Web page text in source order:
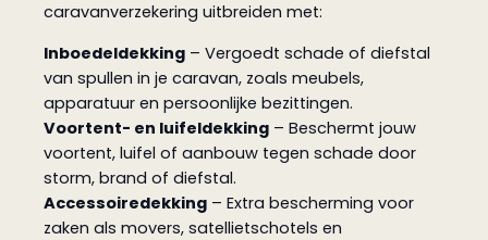
caravanverzekering uitbreiden met:
Inboedeldekking – Vergoedt schade of diefstal
van spullen in je caravan, zoals meubels,
apparatuur en persoonlijke bezittingen.
Voortent- en luifeldekking – Beschermt jouw
voortent, luifel of aanbouw tegen schade door
storm, brand of diefstal.
Accessoiredekking – Extra bescherming voor
zaken als movers, satellietschotels en